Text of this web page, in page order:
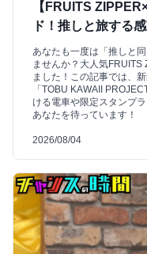
【FRUITS
ド！推しと旅する
あなたも一度は「推しと
ませんか？大人気FRUITS
ました！この記事では、
「TOBU KAWAII
ける電車や限定スタンプ
あなたを待っています！
2026/08/04